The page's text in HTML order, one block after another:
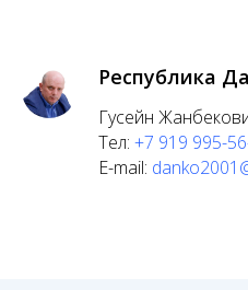
Республика
Гусейн
Тел: +7 919 995-
E-mail: